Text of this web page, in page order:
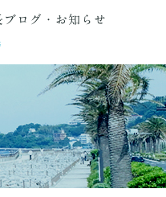
更年期障害
オン
ブログ・お知らせ